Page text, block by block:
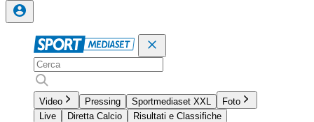
Video Pressing Sportmediaset XXL
Foto
Live
Diretta Calcio
Risultati e Classifiche